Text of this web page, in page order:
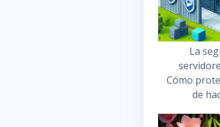
La
Cómo
de